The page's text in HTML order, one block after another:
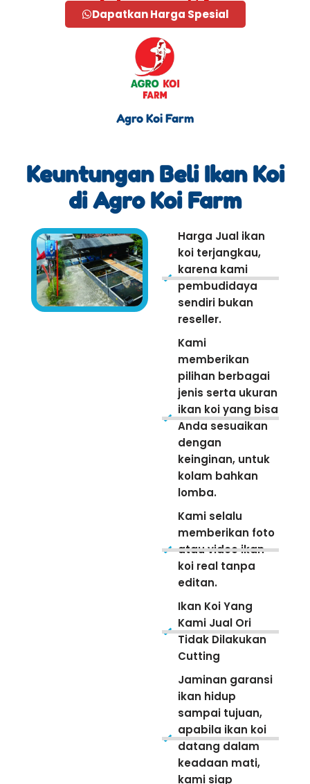
Dapatkan Harga Spesial
Agro Koi Farm
Keuntungan Beli Ikan Koi
di Agro Koi Farm
Harga Jual ikan
koi terjangkau,
karena kami
pembudidaya
sendiri bukan
reseller.
Kami
memberikan
pilihan berbagai
jenis serta ukuran
ikan koi yang bisa
Anda sesuaikan
dengan
keinginan, untuk
kolam bahkan
lomba.
Kami selalu
memberikan foto
atau video ikan
koi real tanpa
editan.
Ikan Koi Yang
Kami Jual Ori
Tidak Dilakukan
Cutting
Jaminan garansi
ikan hidup
sampai tujuan,
apabila ikan koi
datang dalam
keadaan mati,
kami siap